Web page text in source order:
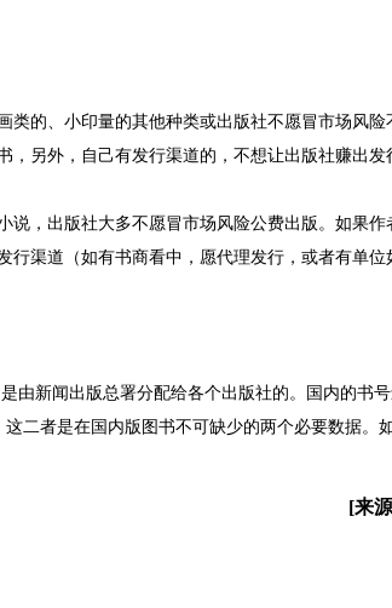
的、小印量的其他种类或出版社不愿冒市场风险
另外，自己有发行渠道的，不想让出版社赚出发
，出版社大多不愿冒市场风险公费出版。如果作
渠道（如有书商看中，愿代理发行，或者有单位
由新闻出版总署分配给各个出版社的。国内的书
二者是在国内版图书不可缺少的两个必要数据。
[来